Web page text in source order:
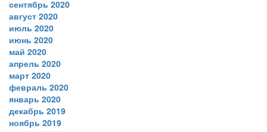
сентябрь 2020
август 2020
июль 2020
июнь 2020
май 2020
апрель 2020
март 2020
февраль 2020
январь 2020
декабрь 2019
ноябрь 2019